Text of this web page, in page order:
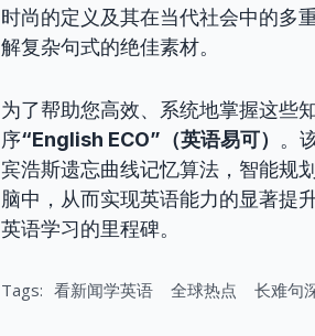
时尚的定义及其在当代社会中的多
解复杂句式的绝佳素材。
为了帮助您高效、系统地掌握这些
序“English ECO”（英语易可） 。
宾浩斯遗忘曲线记忆算法，智能规
脑中，从而实现英语能力的显著提
英语学习的里程碑。
Tags: 看新闻学英语 全球热点 长难句